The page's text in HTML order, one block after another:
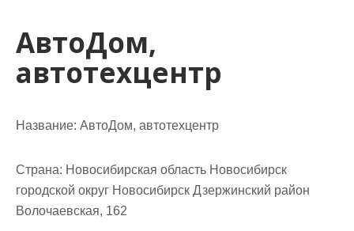
АвтоДом,
автотехцентр
Название: АвтоДом, автотехцентр
Страна: Новосибирская область Новосибирск
городской округ Новосибирск Дзержинский район
Волочаевская, 162